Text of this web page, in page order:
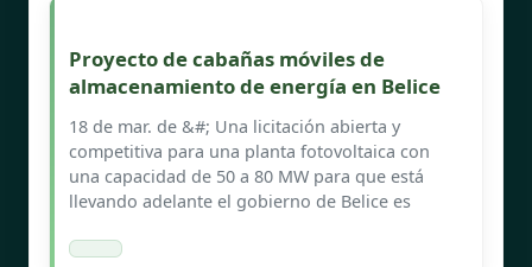
Proyecto de cabañas móviles de
almacenamiento de energía en Belice
18 de mar. de &#; Una licitación abierta y
competitiva para una planta fotovoltaica con
una capacidad de 50 a 80 MW para que está
llevando adelante el gobierno de Belice es